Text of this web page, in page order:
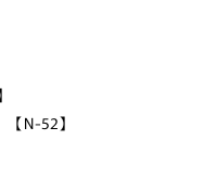
N-52】